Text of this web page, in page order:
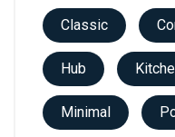
Classic
Hub
Minimal